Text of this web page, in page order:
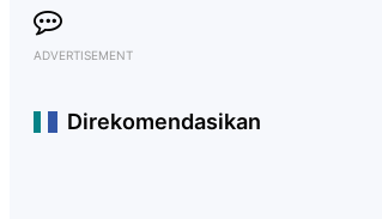
ADVERTISEMENT
Direkomendasikan